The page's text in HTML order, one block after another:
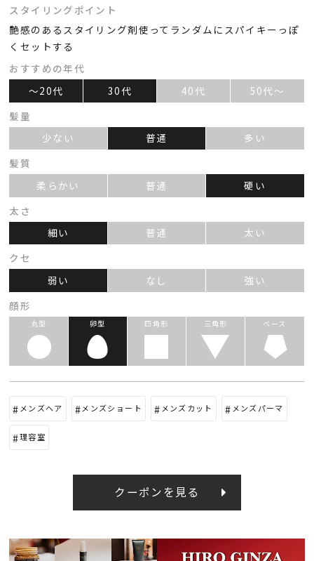
スタイリングポイント
艶感のあるスタイリング剤使ってランダムにスパイキーっぽ
くセットする
おすすめの年代
～20代
30代 40代
50代～
髪量
少ない
普通
多い
髪質
柔らかい
普通
硬い
太さ
細い
普通
太い
クセ
弱い
なし
強い
顔形
丸型 卵型 四角形 三角形 ベース
メンズヘア メンズショート メンズカット メンズパーマ
理容室
クーポンを見る